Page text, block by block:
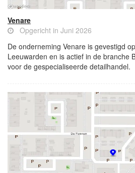
Venare
Opgericht in Juni 2026
De onderneming Venare is gevestigd
Leeuwarden en is actief in de branche
voor de gespecialiseerde detailhandel.